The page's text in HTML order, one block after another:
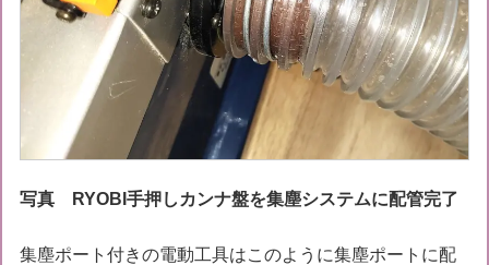
写真 RYOBI手押しカンナ盤を集塵システムに配管完了
集塵ポート付きの電動工具はこのように集塵ポートに配